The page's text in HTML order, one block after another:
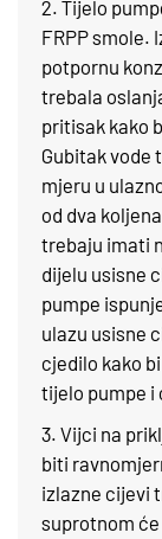
2. Tijelo
FRPP smole.
potpornu
trebala
pritisak kako
Gubitak vode
mjeru u
od dva
trebaju imati
dijelu usisne
pumpe
ulazu usisne
cjedilo kako
tijelo pumpe i
3. Vijci na
biti
izlazne cijevi
suprotnom